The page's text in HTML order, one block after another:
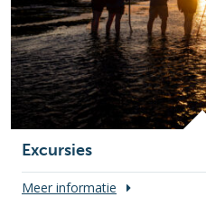
Excursies
Meer informatie